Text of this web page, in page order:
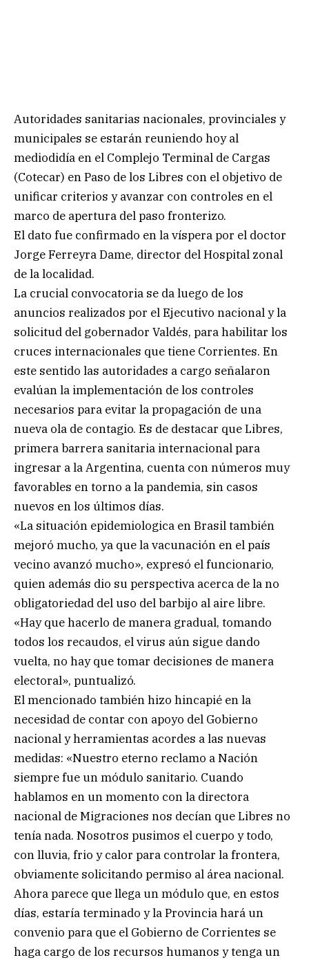
Autoridades sanitarias nacionales, provinciales y
municipales se estarán reuniendo hoy al
mediodidía en el Complejo Terminal de Cargas
(Cotecar) en Paso de los Libres con el objetivo de
unificar criterios y avanzar con controles en el
marco de apertura del paso fronterizo.
El dato fue confirmado en la víspera por el doctor
Jorge Ferreyra Dame, director del Hospital zonal
de la localidad.
La crucial convocatoria se da luego de los
anuncios realizados por el Ejecutivo nacional y la
solicitud del gobernador Valdés, para habilitar los
cruces internacionales que tiene Corrientes. En
este sentido las autoridades a cargo señalaron
evalúan la implementación de los controles
necesarios para evitar la propagación de una
nueva ola de contagio. Es de destacar que Libres,
primera barrera sanitaria internacional para
ingresar a la Argentina, cuenta con números muy
favorables en torno a la pandemia, sin casos
nuevos en los últimos días.
«La situación epidemiologica en Brasil también
mejoró mucho, ya que la vacunación en el país
vecino avanzó mucho», expresó el funcionario,
quien además dio su perspectiva acerca de la no
obligatoriedad del uso del barbijo al aire libre.
«Hay que hacerlo de manera gradual, tomando
todos los recaudos, el virus aún sigue dando
vuelta, no hay que tomar decisiones de manera
electoral», puntualizó.
El mencionado también hizo hincapié en la
necesidad de contar con apoyo del Gobierno
nacional y herramientas acordes a las nuevas
medidas: «Nuestro eterno reclamo a Nación
siempre fue un módulo sanitario. Cuando
hablamos en un momento con la directora
nacional de Migraciones nos decían que Libres no
tenía nada. Nosotros pusimos el cuerpo y todo,
con lluvia, frio y calor para controlar la frontera,
obviamente solicitando permiso al área nacional.
Ahora parece que llega un módulo que, en estos
días, estaría terminado y la Provincia hará un
convenio para que el Gobierno de Corrientes se
haga cargo de los recursos humanos y tenga un